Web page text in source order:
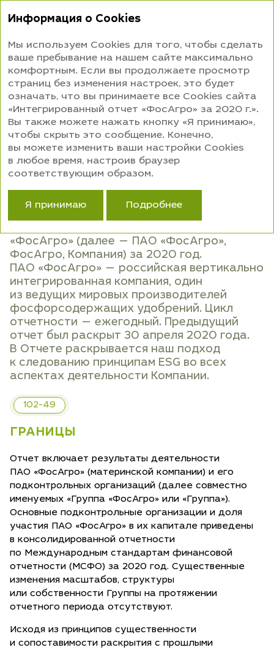
отчет 2020
ОБ ОТЧЕТЕ
ОБ ОТЧЕТЕ
В тексте отчета показатели GRI визуально
помечены следующим образом:
GRI
«ФосАгро» (далее — ПАО «ФосАгро»,
ФосАгро, Компания) за 2020 год.
ПАО «ФосАгро» — российская вертикально
интегрированная компания, один
из ведущих мировых производителей
фосфорсодержащих удобрений. Цикл
отчетности — ежегодный. Предыдущий
отчет был раскрыт 30 апреля 2020 года.
В Отчете раскрывается наш подход
к следованию принципам ESG во всех
аспектах деятельности Компании.
102-49
ГРАНИЦЫ
Отчет включает результаты деятельности
ПАО «ФосАгро» (материнской компании) и его
подконтрольных организаций (далее совместно
именуемых «Группа «ФосАгро» или «Группа»).
Основные подконтрольные организации и доля
участия ПАО «ФосАгро» в их капитале приведены
в консолидированной отчетности
по Международным стандартам финансовой
отчетности (МСФО) за 2020 год. Существенные
изменения масштабов, структуры
или собственности Группы на протяжении
отчетного периода отсутствуют.
Исходя из принципов существенности
и сопоставимости раскрытия с прошлыми
Информация о Cookies
Мы используем Cookies для того, чтобы сделать
ваше пребывание на нашем сайте максимально
комфортным. Если вы продолжаете просмотр
страниц без изменения настроек, это будет
означать, что вы принимаете все Cookies сайта
«Интегрированный отчет «ФосАгро» за 2020 г.».
Вы также можете нажать кнопку «Я принимаю»,
чтобы скрыть это сообщение. Конечно,
вы можете изменить ваши настройки Cookies
в любое время, настроив браузер
соответствующим образом.
Я принимаю Подробнее